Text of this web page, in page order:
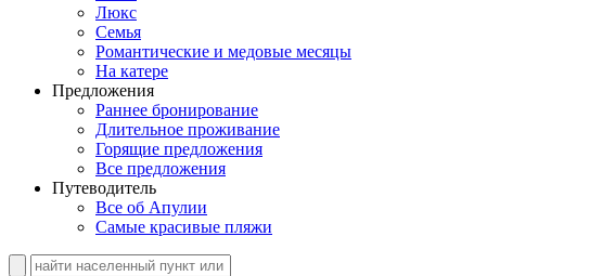
Люкс
Семья
Романтические и медовые месяцы
На катере
Предложения
Раннее бронирование
Длительное проживание
Горящие предложения
Все предложения
Путеводитель
Все об Апулии
Самые красивые пляжи